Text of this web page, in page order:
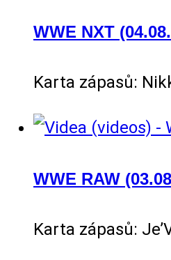
WWE NXT
Karta zápasů:
WWE RAW
Karta zápasů: